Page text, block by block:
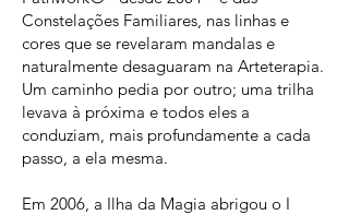
Constelações Familiares, nas linhas e
cores que se revelaram mandalas e
naturalmente desaguaram na Arteterapia.
Um caminho pedia por outro; uma trilha
levava à próxima e todos eles a
conduziam, mais profundamente a cada
passo, a ela mesma.
Em 2006, a Ilha da Magia abrigou o I